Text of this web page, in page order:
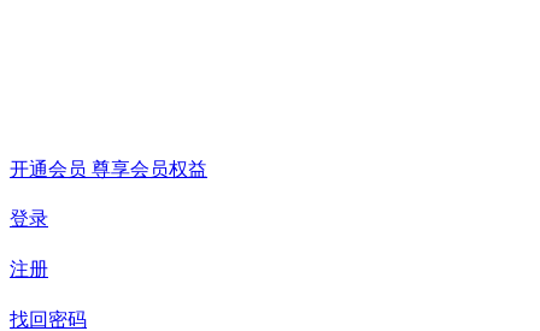
开通会员 尊享会员权益
登录
注册
找回密码